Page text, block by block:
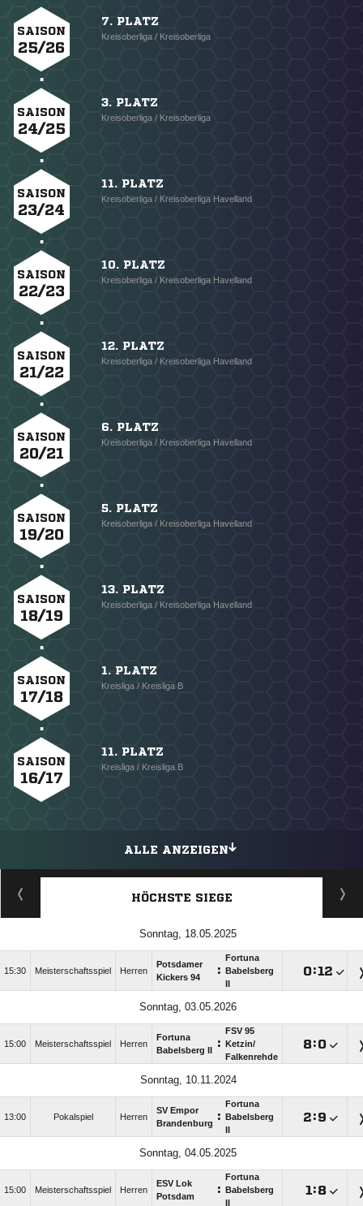
SAISON
25/26
7. PLATZ
Kreisoberliga / Kreisoberliga
SAISON
24/25
3. PLATZ
Kreisoberliga / Kreisoberliga
SAISON
23/24
11. PLATZ
Kreisoberliga / Kreisoberliga Havelland
SAISON
22/23
10. PLATZ
Kreisoberliga / Kreisoberliga Havelland
SAISON
21/22
12. PLATZ
Kreisoberliga / Kreisoberliga Havelland
SAISON
20/21
6. PLATZ
Kreisoberliga / Kreisoberliga Havelland
SAISON
19/20
5. PLATZ
Kreisoberliga / Kreisoberliga Havelland
SAISON
18/19
13. PLATZ
Kreisoberliga / Kreisoberliga Havelland
SAISON
17/18
1. PLATZ
Kreisliga / Kreisliga B
SAISON
16/17
11. PLATZ
Kreisliga / Kreisliga B
ALLE ANZEIGEN
HÖCHSTE SIEGE
Sonntag, 18.05.2025
15:30 Meisterschaftsspiel Herren
Potsdamer
Kickers 94
:
Fortuna
Babelsberg
:
Sonntag, 03.05.2026
15:00 Meisterschaftsspiel Herren
Fortuna
Babelsberg II
:
FSV 95
Ketzin/​
Falkenrehde
:
Sonntag, 10.11.2024
13:00 Pokalspiel Herren
SV Empor
Brandenburg :
Fortuna
Babelsberg
:
Sonntag, 04.05.2025
15:00 Meisterschaftsspiel Herren
ESV Lok
Potsdam
:
Fortuna
Babelsberg
: